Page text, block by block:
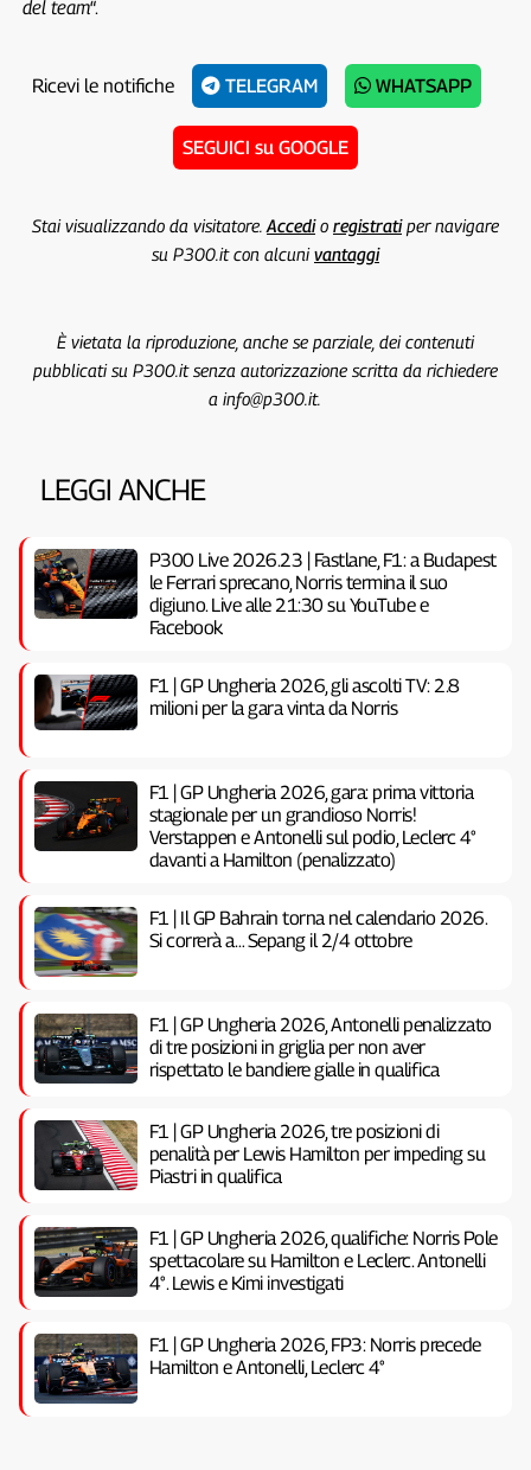
del team“.
Ricevi le notifiche TELEGRAM WHATSAPP
SEGUICI su GOOGLE
Stai visualizzando da visitatore. Accedio registratiper navigare
su P300.it con alcunivantaggi
È vietata la riproduzione, anche se parziale, dei contenuti
pubblicati su P300.it senza autorizzazione scritta da richiedere
a info@p300.it.
LEGGI ANCHE
P300 Live 2026.23 | Fastlane, F1: a Budapest
le Ferrari sprecano, Norris termina il suo
digiuno. Live alle 21:30 su YouTube e
Facebook
F1 | GP Ungheria 2026, gli ascolti TV: 2.8
milioni per la gara vinta da Norris
F1 | GP Ungheria 2026, gara: prima vittoria
stagionale per un grandioso Norris!
Verstappen e Antonelli sul podio, Leclerc 4°
davanti a Hamilton (penalizzato)
F1 | Il GP Bahrain torna nel calendario 2026.
Si correrà a… Sepang il 2/4 ottobre
F1 | GP Ungheria 2026, Antonelli penalizzato
di tre posizioni in griglia per non aver
rispettato le bandiere gialle in qualifica
F1 | GP Ungheria 2026, tre posizioni di
penalità per Lewis Hamilton per impeding su
Piastri in qualifica
F1 | GP Ungheria 2026, qualifiche: Norris Pole
spettacolare su Hamilton e Leclerc. Antonelli
4°. Lewis e Kimi investigati
F1 | GP Ungheria 2026, FP3: Norris precede
Hamilton e Antonelli, Leclerc 4°